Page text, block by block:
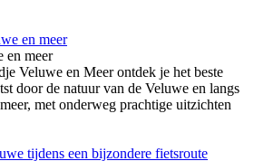
en meer
Veluwe en Meer ontdek je het beste
door de natuur van de Veluwe en langs
met onderweg prachtige uitzichten